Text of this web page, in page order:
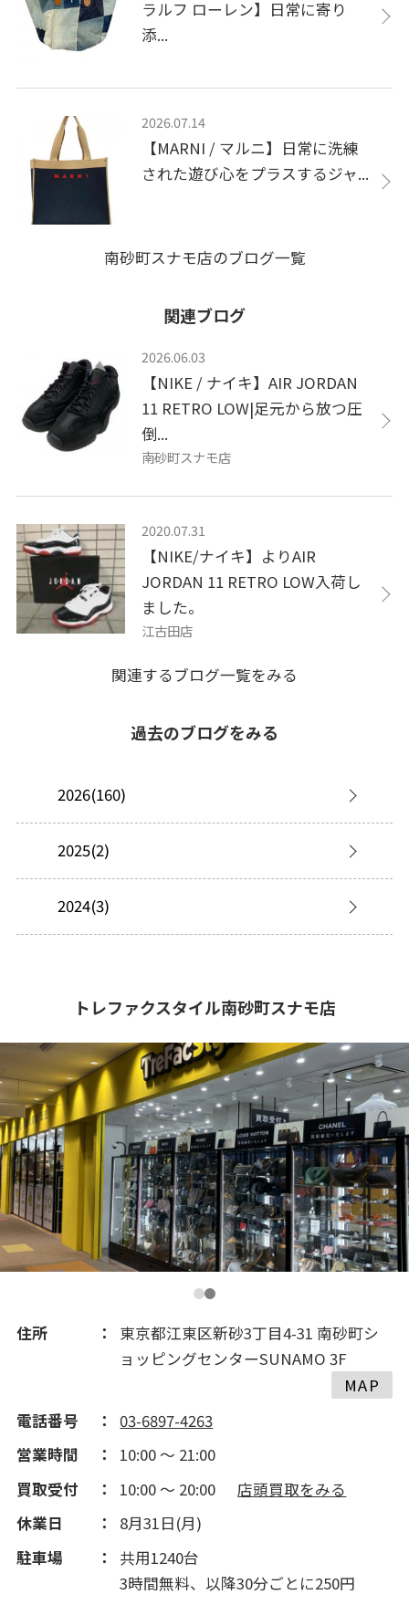
ラルフ ローレン】日常に寄り
添...
2026.07.14
【MARNI / マルニ】日常に洗練
された遊び心をプラスするジャ...
南砂町スナモ店のブログ一覧
関連ブログ
2026.06.03
【NIKE / ナイキ】AIR JORDAN
11 RETRO LOW|足元から放つ圧
倒...
南砂町スナモ店
2020.07.31
【NIKE/ナイキ】よりAIR
JORDAN 11 RETRO LOW入荷し
ました。
江古田店
関連するブログ一覧をみる
過去のブログをみる
2026(160)
2025(2)
2024(3)
トレファクスタイル南砂町スナモ店
住所
東京都江東区新砂3丁目4-31 南砂町シ
ョッピングセンターSUNAMO 3F
MAP
電話番号
03-6897-4263
営業時間
10:00 ～ 21:00
買取受付
10:00 ～ 20:00
店頭買取をみる
休業日
8月31日(月)
駐車場
共用1240台
3時間無料、以降30分ごとに250円